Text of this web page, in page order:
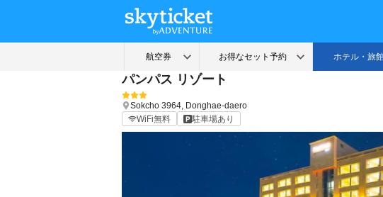
パンパス リゾート
Sokcho 3964, Donghae-daero
WiFi無料
駐車場あり